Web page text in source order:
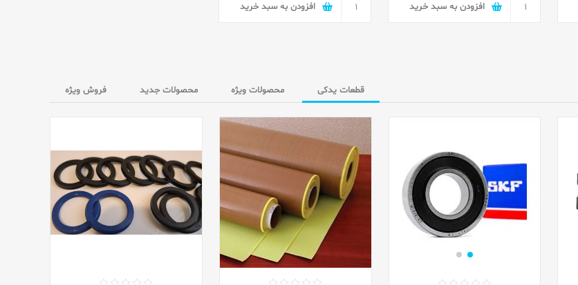
افزودن به سبد خرید افزودن به سبد خرید
قطعات یدکی محصولات ویژه محصولات جدید فروش ویژه